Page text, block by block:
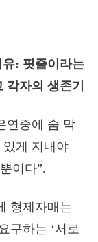
: 핏줄이라는
각자의 생존기
연중에 숨 막
있게 지내야
이다”.
형제자매는
구하는 ‘서로